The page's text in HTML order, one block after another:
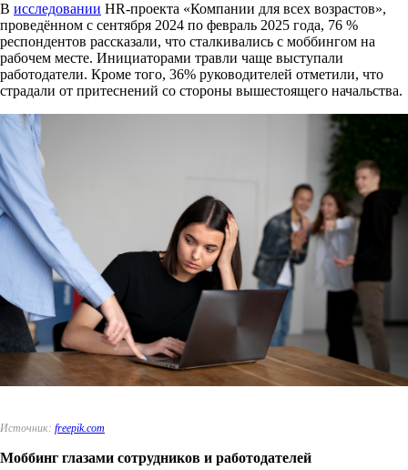
В исследовании HR-проекта «Компании для всех возрастов»,
проведённом с сентября 2024 по февраль 2025 года, 76 %
респондентов рассказали, что сталкивались с моббингом на
рабочем месте. Инициаторами травли чаще выступали
работодатели. Кроме того, 36% руководителей отметили, что
страдали от притеснений со стороны вышестоящего начальства.
Источник: freepik.com
Моббинг глазами сотрудников и работодателей